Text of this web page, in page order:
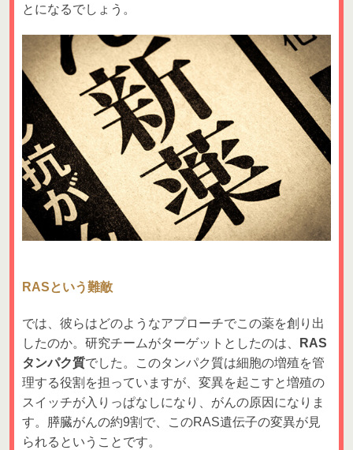
とになるでしょう。
RASという難敵
では、彼らはどのようなアプローチでこの薬を創り出
したのか。研究チームがターゲットとしたのは、
RAS
タンパク質でした。このタンパク質は細胞の増殖を管
理する役割を担っていますが、変異を起こすと増殖の
スイッチが入りっぱなしになり、がんの原因になりま
す。膵臓がんの約9割で、このRAS遺伝子の変異が見
られるということです。